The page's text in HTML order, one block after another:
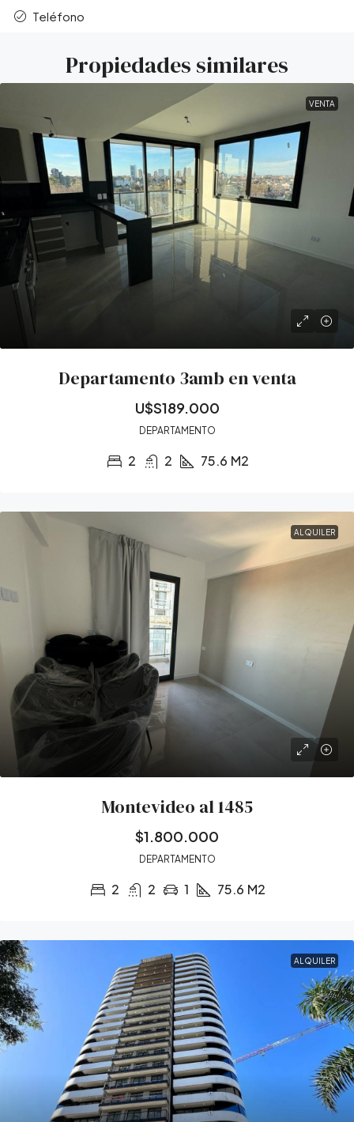
Teléfono
Propiedades similares
VENTA
Departamento 3amb en venta
U$S189.000
DEPARTAMENTO
2 2 75.6 M2
ALQUILER
Montevideo al 1485
$1.800.000
DEPARTAMENTO
2 2 1 75.6 M2
ALQUILER